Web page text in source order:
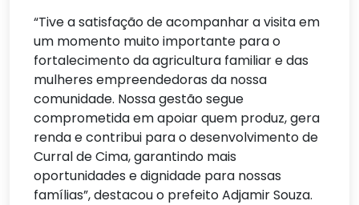
“Tive a satisfação de acompanhar a visita em
um momento muito importante para o
fortalecimento da agricultura familiar e das
mulheres empreendedoras da nossa
comunidade. Nossa gestão segue
comprometida em apoiar quem produz, gera
renda e contribui para o desenvolvimento de
Curral de Cima, garantindo mais
oportunidades e dignidade para nossas
famílias”, destacou o prefeito Adjamir Souza.